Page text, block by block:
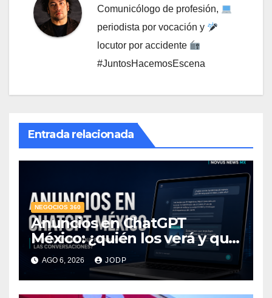
Comunicólogo de profesión,
periodista por vocación y
locutor por accidente
#JuntosHacemosEscena
Entrada relacionada
NEGOCIOS 360
Anuncios en ChatGPT
México: ¿quién los verá y qué
pasará con las
conversaciones?
AGO 6, 2026 JODP